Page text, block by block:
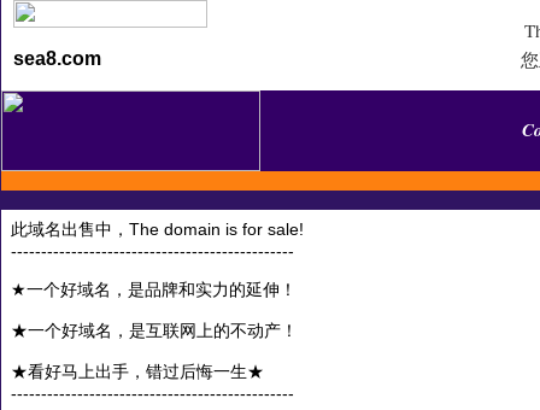
sea8.com
此域名出售中，The domain is for sale!
-----------------------------------------------
★一个好域名，是品牌和实力的延伸！
★一个好域名，是互联网上的不动产！
★看好马上出手，错过后悔一生★
-----------------------------------------------